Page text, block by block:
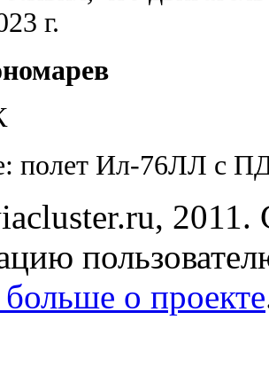
г.
полет Ил-76ЛЛ с
2011.
о проекте